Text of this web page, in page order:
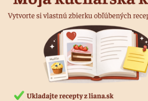
Podobné produkty